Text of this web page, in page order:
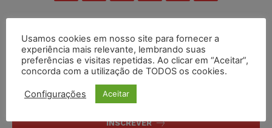
Inscreva-se
INSCREVER
Usamos cookies em nosso site para fornecer a
experiência mais relevante, lembrando suas
preferências e visitas repetidas. Ao clicar em “Aceitar”,
concorda com a utilização de TODOS os cookies.
Configurações Aceitar